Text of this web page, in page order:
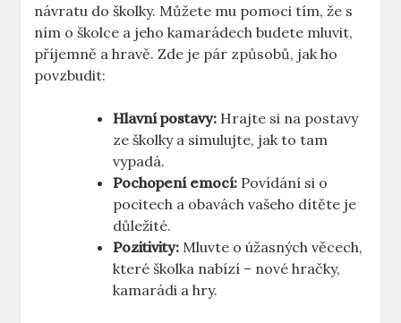
návratu do školky. Můžete mu pomoci tím, že s
ním o školce a jeho kamarádech budete mluvit,
příjemně a hravě. Zde je pár způsobů, jak ho
povzbudit:
Hlavní postavy: Hrajte si na postavy
ze školky a simulujte, jak to tam
vypadá.
Pochopení emocí: Povídání si o
pocitech a obavách vašeho dítěte je
důležité.
Pozitivity: Mluvte o úžasných věcech,
které školka nabízí – nové hračky,
kamarádi a hry.